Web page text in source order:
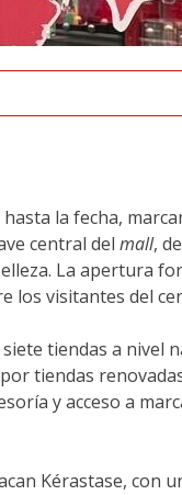
la fecha,
central del mall,
La apertura
los visitantes del
siete tiendas a
tiendas
y acceso a
Kérastase, con